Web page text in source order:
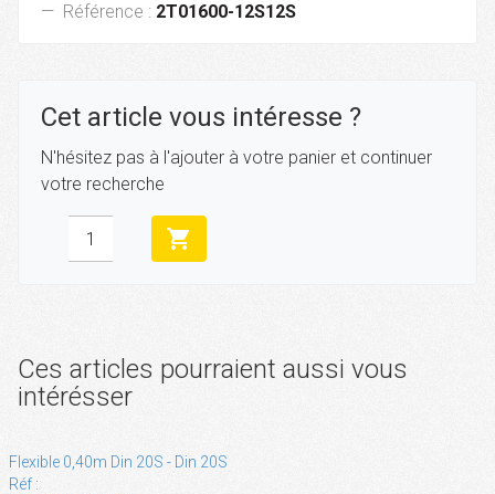
Référence : 2T01600-12S12S
Cet article vous intéresse ?
N'hésitez pas à l'ajouter à votre panier et continuer
votre recherche
shopping_cart
Ces articles pourraient aussi vous
intérésser
Flexible 0,40m Din 20S - Din 20S
Réf :